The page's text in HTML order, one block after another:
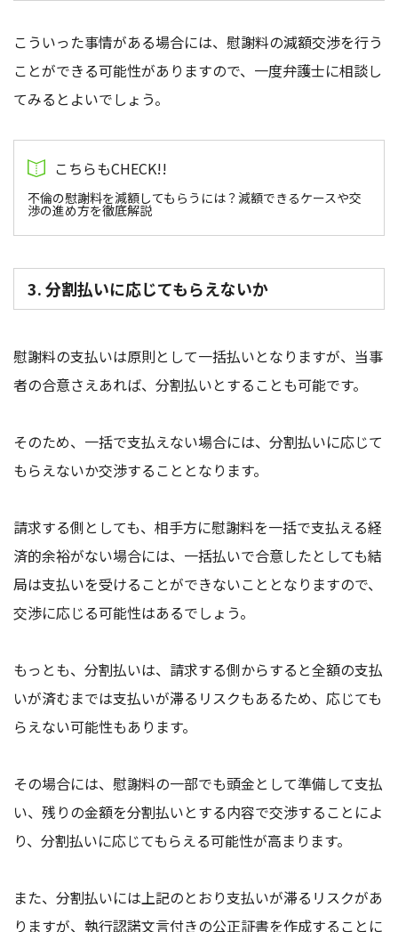
こういった事情がある場合には、慰謝料の減額交渉を行う
ことができる可能性がありますので、一度弁護士に相談し
てみるとよいでしょう。
不倫の慰謝料を減額してもらうには？減額できるケースや交
渉の進め方を徹底解説
3. 分割払いに応じてもらえないか
慰謝料の支払いは原則として一括払いとなりますが、当事
者の合意さえあれば、分割払いとすることも可能です。
そのため、一括で支払えない場合には、分割払いに応じて
もらえないか交渉することとなります。
請求する側としても、相手方に慰謝料を一括で支払える経
済的余裕がない場合には、一括払いで合意したとしても結
局は支払いを受けることができないこととなりますので、
交渉に応じる可能性はあるでしょう。
もっとも、分割払いは、請求する側からすると全額の支払
いが済むまでは支払いが滞るリスクもあるため、応じても
らえない可能性もあります。
その場合には、慰謝料の一部でも頭金として準備して支払
い、残りの金額を分割払いとする内容で交渉することによ
り、分割払いに応じてもらえる可能性が高まります。
また、分割払いには上記のとおり支払いが滞るリスクがあ
りますが、執行認諾文言付きの公正証書を作成することに